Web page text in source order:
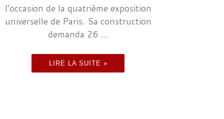
l’occasion de la quatrième exposition
universelle de Paris. Sa construction
demanda 26 ...
LIRE LA SUITE »